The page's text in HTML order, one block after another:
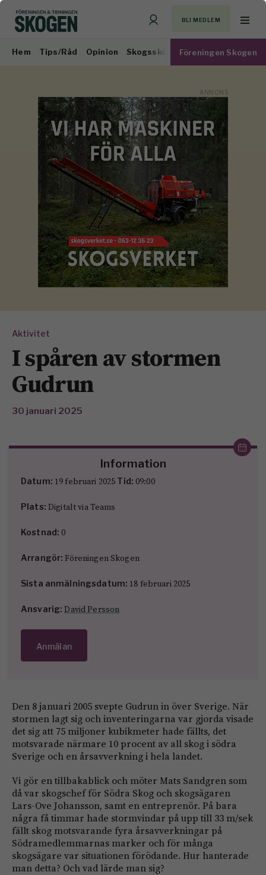
BLI MEDLEM
Hem Tips/Råd Opinion Skogsskötsel Virkesmarknad
Föreningen Skogen
Aktivitet
I spåren av stormen
Gudrun
30 januari 2025
Information
Datum: 19 februari 2025 Tid: 09:00
Plats: Digitalt via Teams
Kostnad: 0
Arrangör:Föreningen Skogen
Sista anmälningsdatum: 18 februari 2025
Ansvarig:David Persson
Anmälan
Den 8 januari 2005 svepte Gudrun in över Sverige. När
stormen lagt sig och inventeringarna var gjorda visade
det sig att 75 miljoner kubikmeter hade fällts, det
motsvarade närmare 10 procent av all skog i södra
Sverige och en årsavverkning i hela landet.
Vi gör en tillbakablick och möter Mats Sandgren som
då var skogschef för Södra Skog och skogsägaren
Lars-Ove Johansson, samt en entreprenör. På bara
några få timmar hade stormvindar på upp till 33 m/sek
fällt skog motsvarande fyra årsavverkningar på
Södramedlemmarnas marker och för många
skogsägare var situationen förödande. Hur hanterade
man detta? Och vad lärde man sig?